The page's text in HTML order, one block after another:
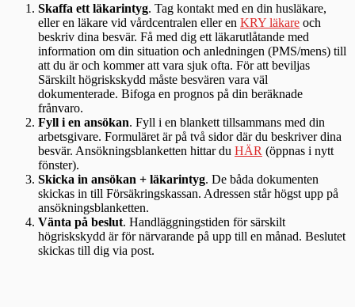
Skaffa ett läkarintyg. Tag kontakt med en din husläkare,
eller en läkare vid vårdcentralen eller en KRY läkare och
beskriv dina besvär. Få med dig ett läkarutlåtande med
information om din situation och anledningen (PMS/mens) till
att du är och kommer att vara sjuk ofta. För att beviljas
Särskilt högriskskydd måste besvären vara väl
dokumenterade. Bifoga en prognos på din beräknade
frånvaro.
Fyll i en ansökan. Fyll i en blankett tillsammans med din
arbetsgivare. Formuläret är på två sidor där du beskriver dina
besvär. Ansökningsblanketten hittar du HÄR (öppnas i nytt
fönster).
Skicka in ansökan + läkarintyg. De båda dokumenten
skickas in till Försäkringskassan. Adressen står högst upp på
ansökningsblanketten.
Vänta på beslut. Handläggningstiden för särskilt
högriskskydd är för närvarande på upp till en månad. Beslutet
skickas till dig via post.